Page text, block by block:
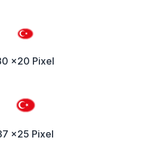
x20 Pixel
x25 Pixel